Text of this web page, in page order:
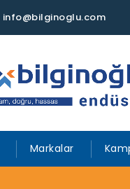
info@bilginoglu.com
Markalar